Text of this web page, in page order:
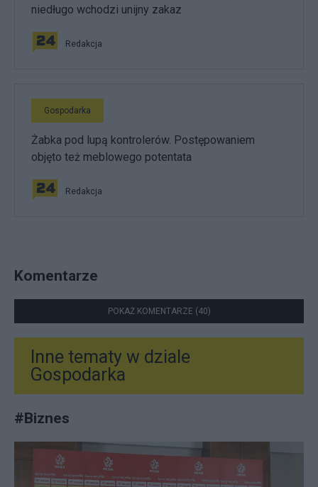
niedługo wchodzi unijny zakaz
Redakcja
Gospodarka
Żabka pod lupą kontrolerów. Postępowaniem
objęto też meblowego potentata
Redakcja
Komentarze
POKAŻ KOMENTARZE (40)
Inne tematy w dziale
Gospodarka
#Biznes